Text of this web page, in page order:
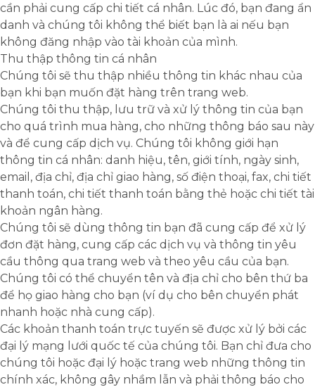
cần phải cung cấp chi tiết cá nhân. Lúc đó, bạn đang ẩn
danh và chúng tôi không thể biết bạn là ai nếu bạn
không đăng nhập vào tài khoản của mình.
Thu thập thông tin cá nhân
Chúng tôi sẽ thu thập nhiều thông tin khác nhau của
bạn khi bạn muốn đặt hàng trên trang web.
Chúng tôi thu thập, lưu trữ và xử lý thông tin của bạn
cho quá trình mua hàng, cho những thông báo sau này
và để cung cấp dịch vụ. Chúng tôi không giới hạn
thông tin cá nhân: danh hiệu, tên, giới tính, ngày sinh,
email, địa chỉ, địa chỉ giao hàng, số điện thoại, fax, chi tiết
thanh toán, chi tiết thanh toán bằng thẻ hoặc chi tiết tài
khoản ngân hàng.
Chúng tôi sẽ dùng thông tin bạn đã cung cấp để xử lý
đơn đặt hàng, cung cấp các dịch vụ và thông tin yêu
cầu thông qua trang web và theo yêu cầu của bạn.
Chúng tôi có thể chuyển tên và địa chỉ cho bên thứ ba
để họ giao hàng cho bạn (ví dụ cho bên chuyển phát
nhanh hoặc nhà cung cấp).
Các khoản thanh toán trực tuyến sẽ được xử lý bởi các
đại lý mạng lưới quốc tế của chúng tôi. Bạn chỉ đưa cho
chúng tôi hoặc đại lý hoặc trang web những thông tin
chính xác, không gây nhầm lẫn và phải thông báo cho